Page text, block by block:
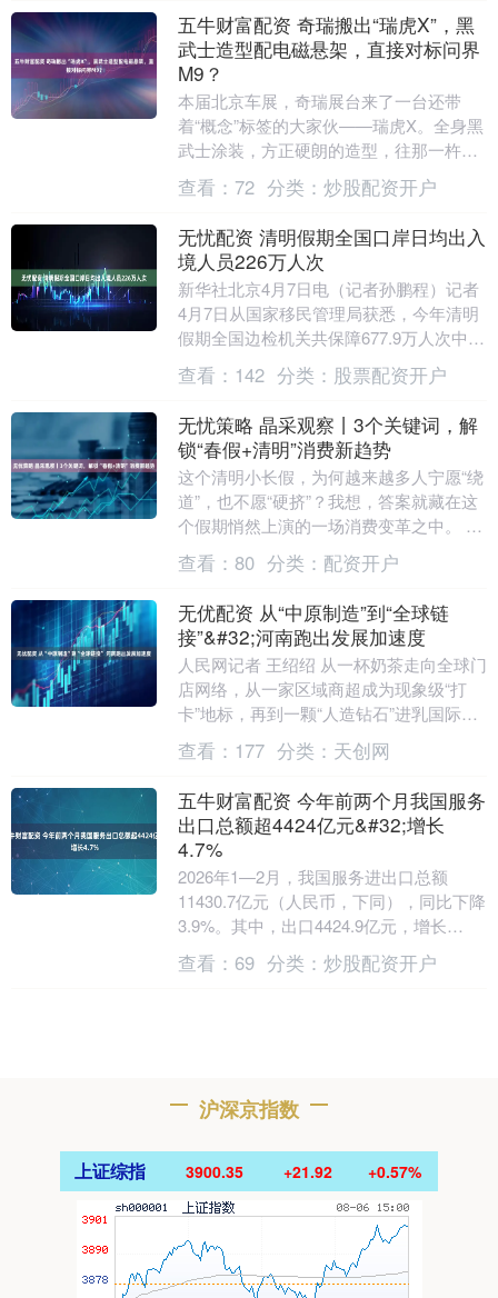
五牛财富配资 奇瑞搬出“瑞虎X”，黑
武士造型配电磁悬架，直接对标问界
M9？
本届北京车展，奇瑞展台来了一台还带
着“概念”标签的大家伙——瑞虎X。全身黑
武士涂装，方正硬朗的造型，往那一杵，
气场确实压人。 这台车被奇瑞内部定义
为“新东方旗舰....
查看： 72 分类： 炒股配资开户
无忧配资 清明假期全国口岸日均出入
境人员226万人次
新华社北京4月7日电（记者孙鹏程）记者
4月7日从国家移民管理局获悉，今年清明
假期全国边检机关共保障677.9万人次中外
人员出入境，日均226万人次，较去年同
期增....
查看： 142 分类： 股票配资开户
无忧策略 晶采观察丨3个关键词，解
锁“春假+清明”消费新趋势
这个清明小长假，为何越来越多人宁愿“绕
道”，也不愿“硬挤”？我想，答案就藏在这
个假期悄然上演的一场消费变革之中。 首
先，今年清明小长假与以往最大的不同，
在于春假....
查看： 80 分类： 配资开户
无优配资 从“中原制造”到“全球链
接”&#32;河南跑出发展加速度
人民网记者 王绍绍 从一杯奶茶走向全球门
店网络，从一家区域商超成为现象级“打
卡”地标，再到一颗“人造钻石”进乳国际市
场并改变价格体系……一张以产业链为骨
架、以供....
查看： 177 分类： 天创网
五牛财富配资 今年前两个月我国服务
出口总额超4424亿元&#32;增长
4.7%
2026年1—2月，我国服务进出口总额
11430.7亿元（人民币，下同），同比下降
3.9%。其中，出口4424.9亿元，增长
4.7%；进口7005.8亿元，下降....
查看： 69 分类： 炒股配资开户
沪深京指数
上证综指 3900.35 +21.92 +0.57%